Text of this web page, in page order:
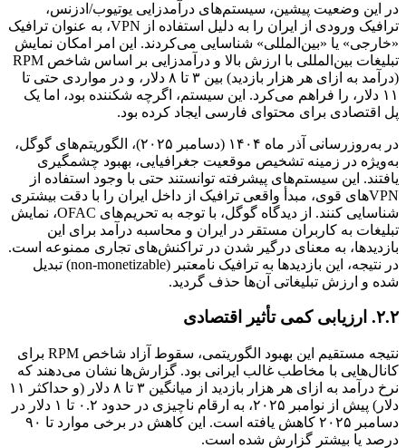
در این وضعیت پیشین، سیستم‌های درآمدزایی یوتیوب/ادزنس،
ترافیک ورودی از ایران را به دلیل استفاده از VPN، به عنوان ترافیک
«خارجی» یا «بین‌المللی» شناسایی می‌کردند. این امر امکان نمایش
تبلیغات بین‌المللی با ارزش بالا و درآمدزایی بر اساس شاخص RPM
(درآمد به ازای هر هزار بازدید) بین ۳ تا ۸ دلار، و در مواردی حتی تا
۱۱ دلار، را فراهم می‌کرد. این سیستم، اگرچه شکننده بود، اما یک
پل اقتصادی برای محتوای فارسی ایجاد کرده بود.
در به‌روزرسانی آذر ماه ۱۴۰۴ (دسامبر ۲۰۲۵)، الگوریتم‌های گوگل،
به‌ویژه در زمینه تشخیص موقعیت جغرافیایی، بهبود چشمگیری
یافتند. این سیستم‌های پیشرفته توانستند حتی با وجود استفاده از
VPNهای قوی، مبدأ واقعی ترافیک از داخل ایران را با دقت بیشتری
شناسایی کنند. از دیدگاه گوگل، با توجه به تحریم‌های OFAC، نمایش
تبلیغات به کاربران مستقر در ایران و محاسبه درآمد برای این
بازدیدها، به معنای درگیر شدن در تراکنش‌های تجاری ممنوعه است.
در نتیجه، این بازدیدها به ترافیک نامعتبر (non-monetizable) تبدیل
شده و ارزش تبلیغاتی آن‌ها حذف گردید.
۲.۲. ارزیابی کمی تأثیر اقتصادی
نتیجه مستقیم این بهبود الگوریتمی، سقوط آزاد شاخص RPM برای
کانال‌هایی با مخاطب غالب ایرانی بود. گزارش‌ها نشان می‌دهند که
نرخ درآمد به ازای هر هزار بازدید از میانگین ۳ تا ۸ دلار (و حداکثر ۱۱
دلار) پیش از نوامبر ۲۰۲۵، به ارقام ناچیزی در حدود ۰.۲ تا ۱ دلار در
دسامبر ۲۰۲۵ کاهش یافته است. این کاهش در برخی موارد تا ۹۰
درصد یا بیشتر گزارش شده است.